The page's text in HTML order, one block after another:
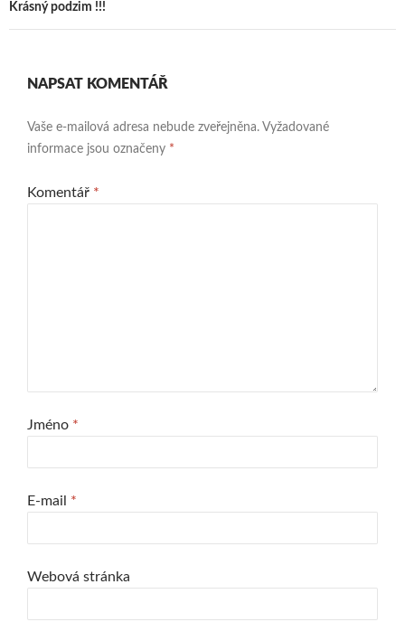
Krásný podzim !!!
NAPSAT KOMENTÁŘ
Vaše e-mailová adresa nebude zveřejněna. Vyžadované
informace jsou označeny *
Komentář *
Jméno *
E-mail *
Webová stránka